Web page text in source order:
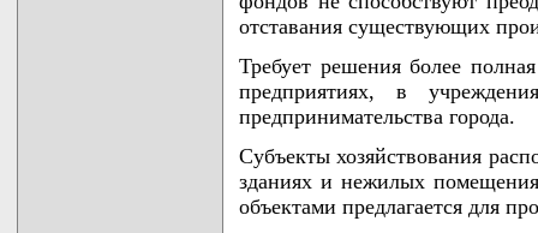
отставания существующих
Требует решения более
предприятиях, в
предпринимательства города.
Субъекты хозяйствования
зданиях и нежилых
объектами предлагается для